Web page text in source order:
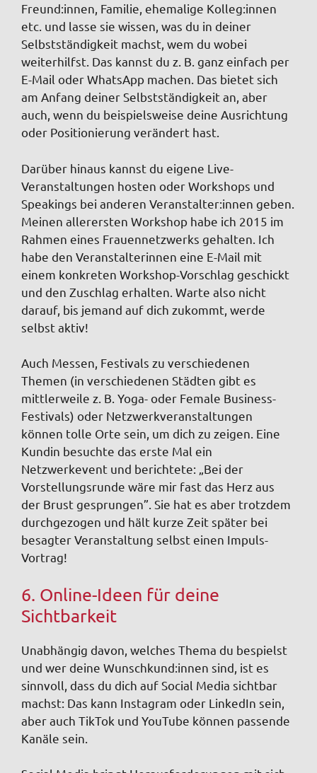
Freund:innen, Familie, ehemalige Kolleg:innen
etc. und lasse sie wissen, was du in deiner
Selbstständigkeit machst, wem du wobei
weiterhilfst. Das kannst du z. B. ganz einfach per
E-Mail oder WhatsApp machen. Das bietet sich
am Anfang deiner Selbstständigkeit an, aber
auch, wenn du beispielsweise deine Ausrichtung
oder Positionierung verändert hast.
Darüber hinaus kannst du eigene Live-
Veranstaltungen hosten oder Workshops und
Speakings bei anderen Veranstalter:innen geben.
Meinen allerersten Workshop habe ich 2015 im
Rahmen eines Frauennetzwerks gehalten. Ich
habe den Veranstalterinnen eine E-Mail mit
einem konkreten Workshop-Vorschlag geschickt
und den Zuschlag erhalten. Warte also nicht
darauf, bis jemand auf dich zukommt, werde
selbst aktiv!
Auch Messen, Festivals zu verschiedenen
Themen (in verschiedenen Städten gibt es
mittlerweile z. B. Yoga- oder Female Business-
Festivals) oder Netzwerkveranstaltungen
können tolle Orte sein, um dich zu zeigen. Eine
Kundin besuchte das erste Mal ein
Netzwerkevent und berichtete: „Bei der
Vorstellungsrunde wäre mir fast das Herz aus
der Brust gesprungen”. Sie hat es aber trotzdem
durchgezogen und hält kurze Zeit später bei
besagter Veranstaltung selbst einen Impuls-
Vortrag!
6. Online-Ideen für deine
Sichtbarkeit
Unabhängig davon, welches Thema du bespielst
und wer deine Wunschkund:innen sind, ist es
sinnvoll, dass du dich auf Social Media sichtbar
machst: Das kann Instagram oder LinkedIn sein,
aber auch TikTok und YouTube können passende
Kanäle sein.